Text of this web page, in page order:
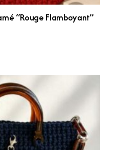
“Rouge Flamboyant”